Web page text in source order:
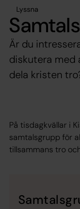
Lyssna
Är du
diskutera med
dela kristen
På tisdagkvällar i
samtalsgrupp för
tillsammans tro